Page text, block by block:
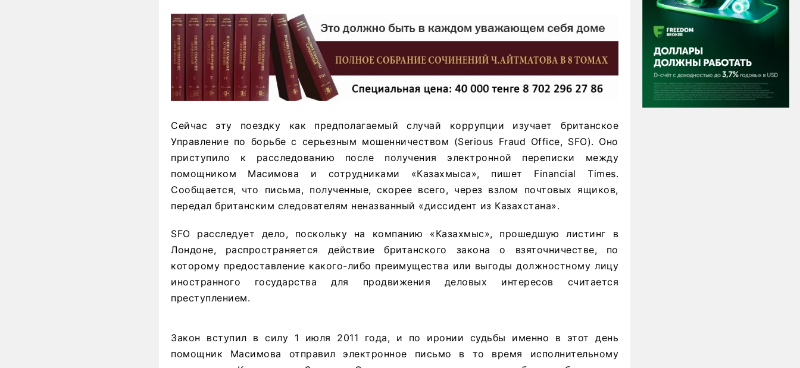
Сейчас эту поездку как предполагаемый случай коррупции изучает британское
Управление по борьбе с серьезным мошенничеством (Serious Fraud Office, SFO). Оно
приступило к расследованию после получения электронной переписки между
помощником Масимова и сотрудниками «Казахмыса», пишет Financial Times.
Сообщается, что письма, полученные, скорее всего, через взлом почтовых ящиков,
передал британским следователям неназванный «диссидент из Казахстана».
SFO расследует дело, поскольку на компанию «Казахмыс», прошедшую листинг в
Лондоне, распространяется действие британского закона о взяточничестве, по
которому предоставление какого-либо преимущества или выгоды должностному лицу
иностранного государства для продвижения деловых интересов считается
преступлением.
Закон вступил в силу 1 июля 2011 года, и по иронии судьбы именно в этот день
помощник Масимова отправил электронное письмо в то время исполнительному